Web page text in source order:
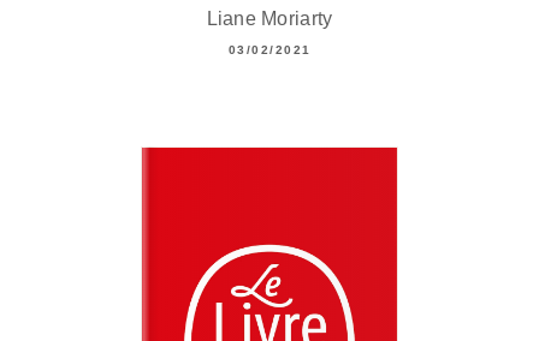
Liane Moriarty
03/02/2021